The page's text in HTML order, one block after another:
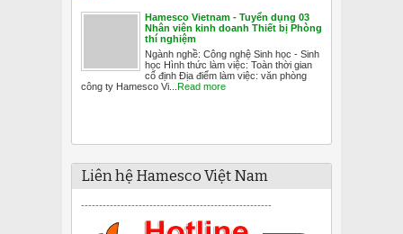
Hamesco Vietnam - Tuyển dụng 03
Nhân viên kinh doanh Thiết bị Phòng
thí nghiệm
Ngành nghề: Công nghệ Sinh học - Sinh
học Hình thức làm việc: Toàn thời gian
cố định Địa điểm làm việc: văn phòng
công ty Hamesco Vi...
Read more
Liên hệ Hamesco Việt Nam
-----------------------------------------------------